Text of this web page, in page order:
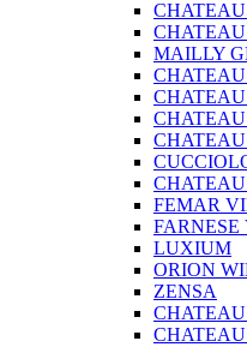
MAILLY
FEMAR
LUXIUM
ORION
ZENSA